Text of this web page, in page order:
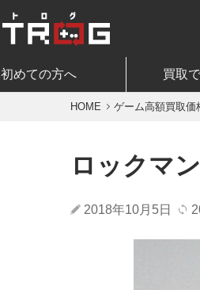
初めての方へ 買取
HOME ゲーム高額買取価
ロックマ
2018年10月5日